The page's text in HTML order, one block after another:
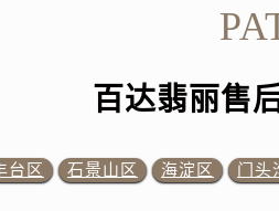
百达翡丽售
台区 石景山区 海淀区 门头